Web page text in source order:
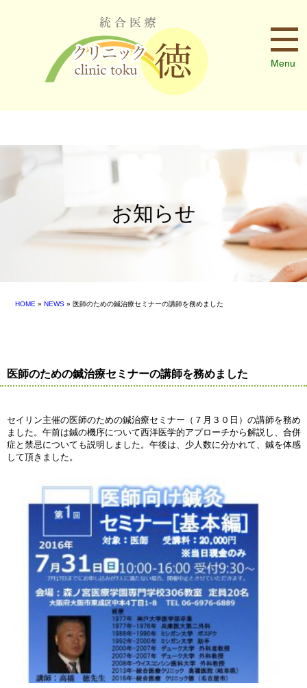
Menu
お知らせ
HOME » NEWS » 医師のための鍼治療セミナーの講師を務めました
医師のための鍼治療セミナーの講師を務めました
セイリン主催の医師のための鍼治療セミナー（７月３０日）の講師を務め
ました。午前は鍼の機序について西洋医学的アプローチから解説し、合併
症と禁忌についても説明しました。午後は、少人数に分かれて、鍼を体感
して頂きました。